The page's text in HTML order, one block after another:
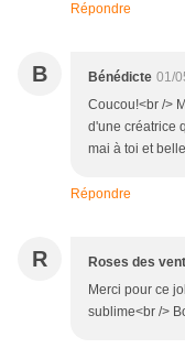
Répondre
B Bénédicte 01/
Coucou!<br />
d'une créatrice
mai à toi et
Répondre
R Roses des
Merci pour ce
sublime<br />